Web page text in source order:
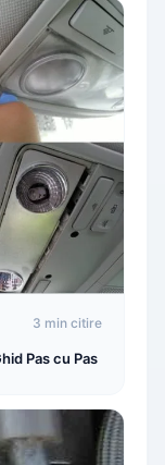
3 min citire
Pas cu Pas